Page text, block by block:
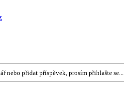
nebo přidat příspěvek, prosím přihlašte se...